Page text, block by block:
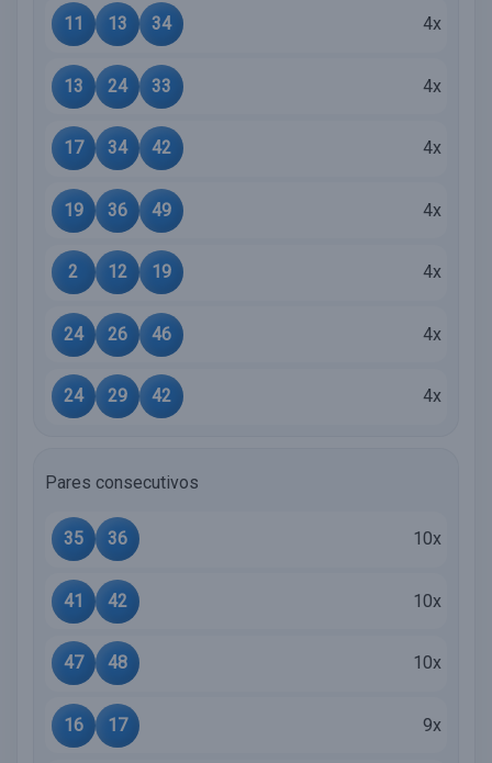
11 13 34 4x
13 24 33 4x
17 34 42 4x
19 36 49 4x
2 12 19 4x
24 26 46 4x
24 29 42 4x
Pares consecutivos
35 36 10x
41 42 10x
47 48 10x
16 17 9x